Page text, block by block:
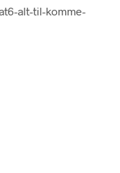
alt-til-komme-